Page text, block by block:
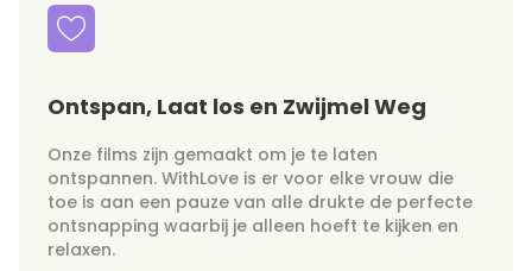
Ontspan, Laat los en Zwijmel Weg
Onze films zijn gemaakt om je te laten
ontspannen. WithLove is er voor elke vrouw die
toe is aan een pauze van alle drukte de perfecte
ontsnapping waarbij je alleen hoeft te kijken en
relaxen.